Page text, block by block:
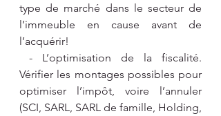
type de marché dans le secteur de
l’immeuble en cause avant de
l’acquérir!
Vérifier les montages possibles pour
optimiser l’impôt, voire l’annuler
(SCI, SARL, SARL de famille, Holding,